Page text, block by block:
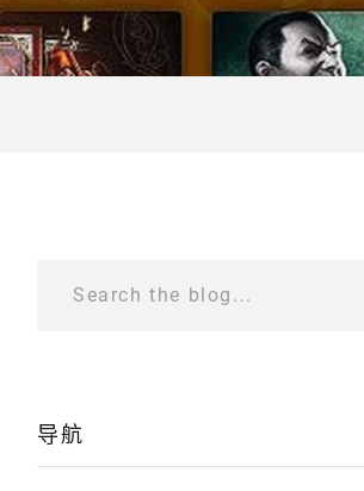
Search the blog...
导航